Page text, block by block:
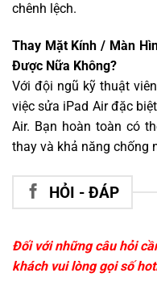
chênh lệch.
Thay Mặt Kính / Màn
Được Nữa Không?
Với đội ngũ kỹ thuật
việc sửa iPad Air đặc
Air. Bạn hoàn toàn có
thay và khả năng chống
HỎI - ĐÁP
Đối với những câu hỏi
khách vui lòng gọi số